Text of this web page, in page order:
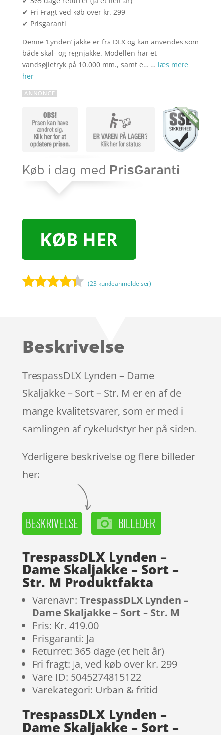
✔ Fri Fragt ved køb over kr. 299
✔ Prisgaranti
Denne ‘Lynden’ jakke er fra DLX og kan anvendes som
både skal- og regnjakke. Modellen har et
vandsøjletryk på 10.000 mm., samt e… … læs mere
her
KØB HER
på
mmelser
(23 kundeanmeldelser)
Beskrivelse
TrespassDLX Lynden – Dame
Skaljakke – Sort – Str. M er en af de
mange kvalitetsvarer, som er med i
samlingen af cykeludstyr her på siden.
Yderligere beskrivelse og flere billeder
her:
TrespassDLX Lynden –
Dame Skaljakke – Sort –
Str. M Produktfakta
Varenavn: TrespassDLX Lynden –
Dame Skaljakke – Sort – Str. M
Pris: Kr. 419.00
Prisgaranti: Ja
Returret: 365 dage (et helt år)
Fri fragt: Ja, ved køb over kr. 299
Vare ID: 5045274815122
Varekategori: Urban & fritid
TrespassDLX Lynden –
Dame Skaljakke – Sort –